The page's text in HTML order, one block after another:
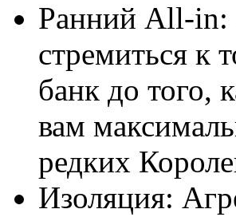
Ранний All-in:
стремиться к
банк до того,
вам
редких
Изоляция: